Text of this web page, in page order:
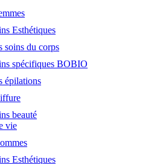
Esthétiques
soins du corps
spécifiques BOBIO
épilations
beauté
vie
Esthétiques